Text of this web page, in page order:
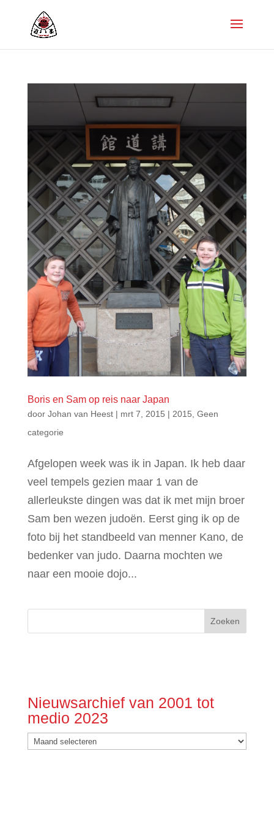
Boris en Sam op reis naar Japan
door Johan van Heest| mrt 7, 2015 | 2015 Geen
categorie
Afgelopen week was ik in Japan. Ik heb daar
veel tempels gezien maar 1 van de
allerleukste dingen was dat ik met mijn broer
Sam ben wezen judoën. Eerst ging ik op de
foto bij het standbeeld van menner Kano, de
bedenker van judo. Daarna mochten we
naar een mooie dojo...
Nieuwsarchief van 2001 tot
medio 2023
Nieuwsarchief
van